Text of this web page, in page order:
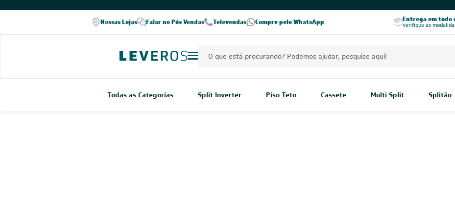
Nossas Lojas Falar no Pós Vendas Televendas Compre pelo WhatsApp
Excelência no RA
Excelência no Reclame Aqui Seja parceiro Leveros Entrega em todo
verifique as
Todas as Categorias Split Inverter Piso Teto Cassete Multi Split Splitão